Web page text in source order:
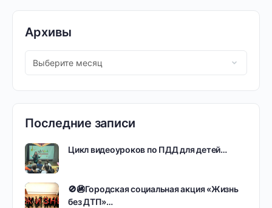
Архивы
Последние записи
Цикл видеоуроков по ПДД для детей…
🚫🚳Городская социальная акция «Жизнь
без ДТП»…